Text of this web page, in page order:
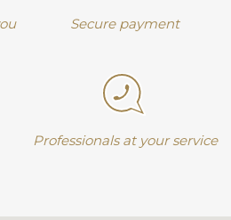
Secure payment
Professionals at your service